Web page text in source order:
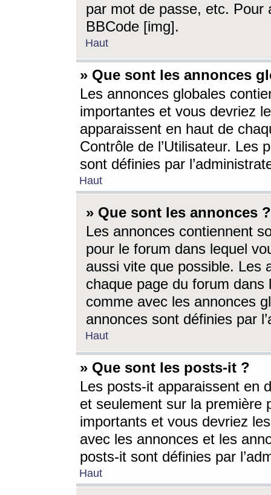
par mot de passe, etc. Pour
BBCode [img].
Haut
» Que sont les annonces
Les annonces globales
importantes et vous devriez
apparaissent en haut de
Contrôle de l’Utilisateur. Les
sont définies par
Haut
» Que sont les annonces ?
Les annonces contiennent
pour le forum dans lequel
aussi vite que possible. Les
chaque page du forum dans
comme avec les annonces
annonces sont définies par
Haut
» Que sont les posts-it ?
Les posts-it apparaissent en
et seulement sur la première
importants et vous devriez
avec les annonces et les
posts-it sont définies par
Haut